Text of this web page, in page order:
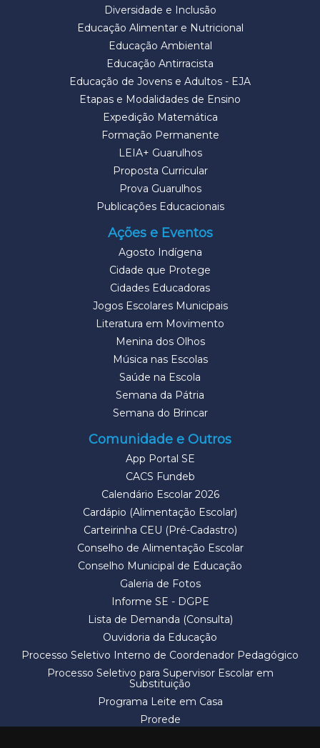
Diversidade e Inclusão
Educação Alimentar e Nutricional
Educação Ambiental
Educação Antirracista
Educação de Jovens e Adultos - EJA
Etapas e Modalidades de Ensino
Expedição Matemática
Formação Permanente
LEIA+ Guarulhos
Proposta Curricular
Prova Guarulhos
Publicações Educacionais
Ações e Eventos
Agosto Indígena
Cidade que Protege
Cidades Educadoras
Jogos Escolares Municipais
Literatura em Movimento
Menina dos Olhos
Música nas Escolas
Saúde na Escola
Semana da Pátria
Semana do Brincar
Comunidade e Outros
App Portal SE
CACS Fundeb
Calendário Escolar 2026
Cardápio (Alimentação Escolar)
Carteirinha CEU (Pré-Cadastro)
Conselho de Alimentação Escolar
Conselho Municipal de Educação
Galeria de Fotos
Informe SE - DGPE
Lista de Demanda (Consulta)
Ouvidoria da Educação
Processo Seletivo Interno de Coordenador Pedagógico
Processo Seletivo para Supervisor Escolar em
Substituição
Programa Leite em Casa
Prorede